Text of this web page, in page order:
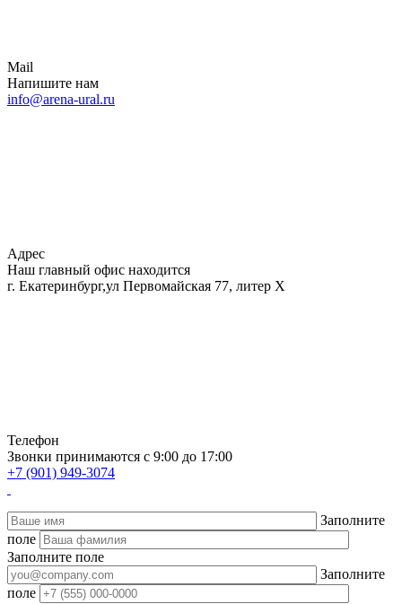
Mail
Напишите нам
info@arena-ural.ru
Адрес
Наш главный офис находится
г. Екатеринбург,ул Первомайская 77, литер Х
Телефон
Звонки принимаются с 9:00 до 17:00
+7 (901) 949-3074
Заполните
поле
Заполните поле
Заполните
поле